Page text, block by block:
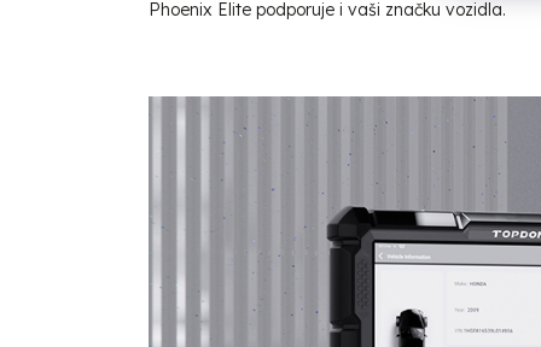
Phoenix Elite podporuje i vaši značku vozidla.